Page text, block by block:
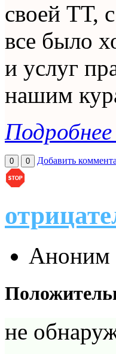
своей ТТ,
все было
и услуг
нашим
0 0 Добавить
Аноним
не